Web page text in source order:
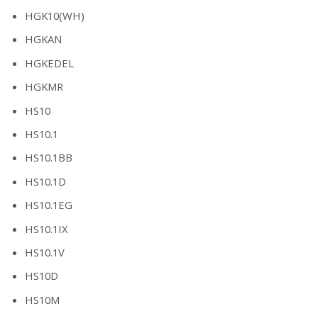
HGK10(WH)
HGKAN
HGKEDEL
HGKMR
HS10
HS10.1
HS10.1BB
HS10.1D
HS10.1EG
HS10.1IX
HS10.1V
HS10D
HS10M